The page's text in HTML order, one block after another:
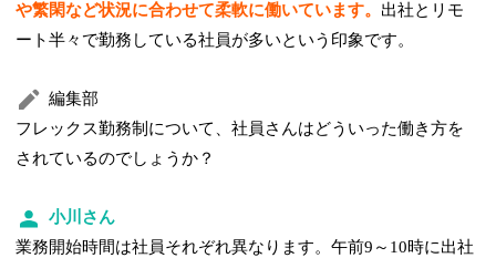
や繁閑など状況に合わせて柔軟に働いています。 出社とリモ
ート半々で勤務している社員が多いという印象です。
編集部
フレックス勤務制について、社員さんはどういった働き方を
されているのでしょうか？
小川さん
業務開始時間は社員それぞれ異なります。午前9～10時に出社